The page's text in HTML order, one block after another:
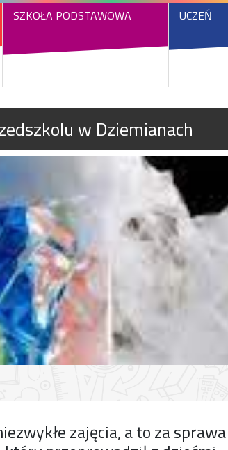
SZKOŁA PODSTAWOWA UCZEŃ
w Dziemianach
zajęcia, a to za sprawa